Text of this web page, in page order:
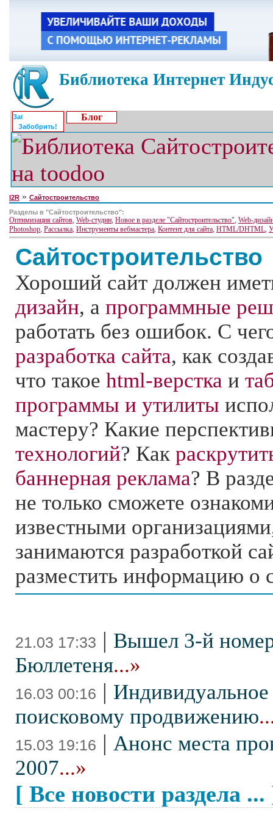
Библиотека Интернет
Забобрить!
Блог
I2R » Сайтостроительство
Разделы в "Сайтостроительство":
Оптимизация сайтов, Web-студии, Новое в разделе "Сайтостроительство", Web-
Photoshop, Рассылка, Инструменты вебмастера, Контент для сайта, HTML/DHTML,
Сайтостроительство
Хороший сайт должен
дизайн, а программные
работать без ошибок. С
разработка сайта, как
что такое html-верстка и
программы и утилиты
мастеру? Какие
технологий? Как
баннерная реклама? В
не только сможете
известными
занимаются разработкой
разместить информацию о
21.03 17:33 | Вышел 3-й
Бюллетеня...»
16.03 00:16 |
поисковому продвижению
15.03 19:16 | Анонс места
2007...»
[ Все новости раздела ...